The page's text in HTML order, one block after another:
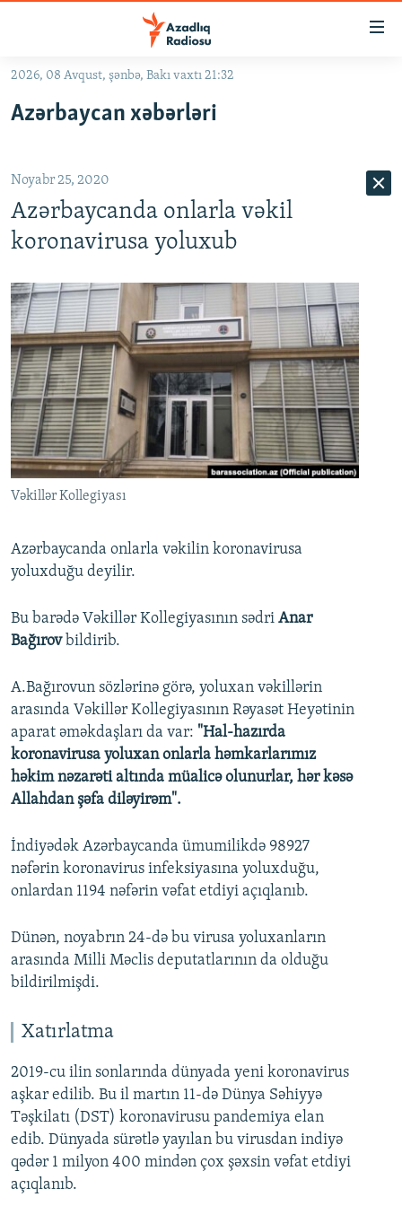
Əsas
qayıt
qayıt
Axtarışa
keç
#ƏSLINDƏ
FƏRQƏ BAX
ARAŞDIRMA
MULTIMEDIA
VIDEO
FOTOQALEREYA
İNFOQRAFIKA
KARIKATURA
RADIO ARXIV
OXU ZALI
AZƏRBAYCAN ƏDƏBIYYATI KITABXANASI
İSLAM VƏ DEMOKRATIYA
HAQQIMIZDA
MISSIYAMIZ
PEŞƏ ETIKASI VƏ JURNALISTIKA STANDARTLARIMIZ
BIZIMLƏ ƏLAQƏ
XƏBƏR BÜLLETENLƏRIMIZ
BIZI IZLƏ
2026, 08 Avqust, şənbə, Bakı vaxtı 21:32
Azərbaycan xəbərləri
Noyabr 25, 2020
Azərbaycanda onlarla vəkil
koronavirusa yoluxub
Vəkillər Kollegiyası
Azərbaycanda onlarla vəkilin koronavirusa
yoluxduğu deyilir.
Bu barədə Vəkillər Kollegiyasının sədri Anar
Bağırovbildirib.
A.Bağırovun sözlərinə görə, yoluxan vəkillərin
arasında Vəkillər Kollegiyasının Rəyasət Heyətinin
aparat əməkdaşları da var: "Hal-hazırda
koronavirusa yoluxan onlarla həmkarlarımız
həkim nəzarəti altında müalicə olunurlar, hər kəsə
Allahdan şəfa diləyirəm".
İndiyədək Azərbaycanda ümumilikdə 98927
nəfərin koronavirus infeksiyasına yoluxduğu,
onlardan 1194 nəfərin vəfat etdiyi açıqlanıb.
Dünən, noyabrın 24-də bu virusa yoluxanların
arasında Milli Məclis deputatlarının da olduğu
bildirilmişdi.
Xatırlatma
2019-cu ilin sonlarında dünyada yeni koronavirus
aşkar edilib. Bu il martın 11-də Dünya Səhiyyə
Təşkilatı (DST) koronavirusu pandemiya elan
edib. Dünyada sürətlə yayılan bu virusdan indiyə
qədər 1 milyon 400 mindən çox şəxsin vəfat etdiyi
açıqlanıb.